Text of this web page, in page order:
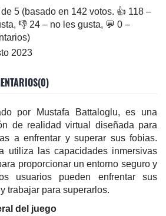
de 5 (basado en 142 votos. 👍 118 –
👎 24 – no les gusta, 💬 0 –
2023
por Mustafa Battaloglu, es una
de realidad virtual diseñada para
a enfrentar y superar sus fobias.
utiliza las capacidades inmersivas
proporcionar un entorno seguro y
usuarios pueden enfrentar sus
trabajar para superarlos.
del juego